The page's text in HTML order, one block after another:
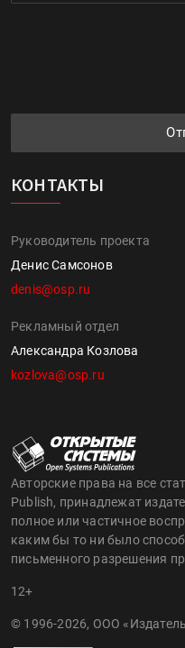
КОНТАКТЫ
Руководитель проекта
Денис Самсонов
denis@osp.ru
Рекламный отдел
Александра Козлова
kozlova@osp.ru
Авторские права на все
Publish, принадлежат
полное или частичное
каким бы то ни было
письменного разрешения
12+
© 1996-2026, ООО